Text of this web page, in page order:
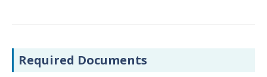
Required Documents